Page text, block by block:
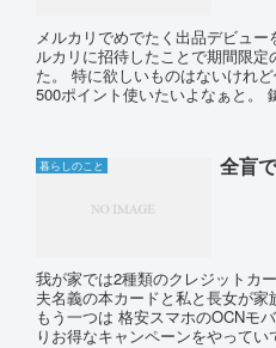
メルカリでめでたく出品デビュ
ルカリに招待したことで期間限
た。 特に欲しいものはないけれ
500ポイント使いたいよなぁと。
暮らしのこと 全盲
我が家では2種類のクレジットカ
夫名義の本カードと私と長女が家
もう一つは 格安スマホのOCNモ
りお得なキャンペーンをやって